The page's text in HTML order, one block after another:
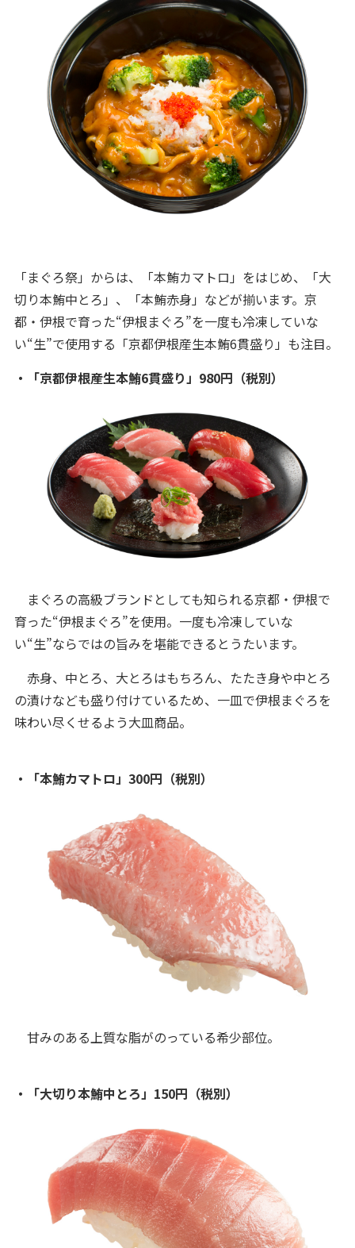
「まぐろ祭」からは、「本鮪カマトロ」をはじめ、「大
切り本鮪中とろ」、「本鮪赤身」などが揃います。京
都・伊根で育った“伊根まぐろ”を一度も冷凍していな
い“生”で使用する「京都伊根産生本鮪6貫盛り」も注目。
・「京都伊根産生本鮪6貫盛り」980円（税別）
まぐろの高級ブランドとしても知られる京都・伊根で
育った“伊根まぐろ”を使用。一度も冷凍していな
い“生”ならではの旨みを堪能できるとうたいます。
赤身、中とろ、大とろはもちろん、たたき身や中とろ
の漬けなども盛り付けているため、一皿で伊根まぐろを
味わい尽くせるよう大皿商品。
・「本鮪カマトロ」300円（税別）
甘みのある上質な脂がのっている希少部位。
・「大切り本鮪中とろ」150円（税別）